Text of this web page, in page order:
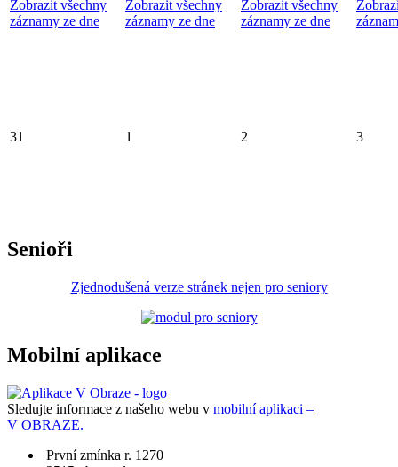
Zobrazit všechny
záznamy ze dne
Zobrazit všechny
záznamy ze dne
Zobrazit všechny
záznamy ze dne
31 1 2 3
Senioři
Zjednodušená verze stránek nejen pro seniory
Mobilní aplikace
Sledujte informace z našeho webu v mobilní aplikaci –
V OBRAZE.
První zmínka r. 1270